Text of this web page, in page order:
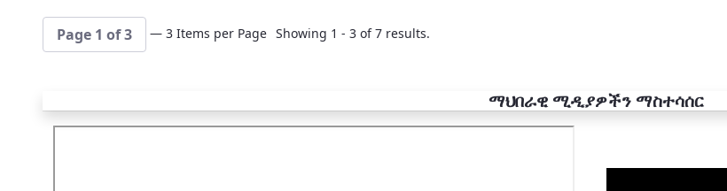
Page 1 of 3 — 3 Items per Page Showing 1 - 3 of 7 results.
ማህበራዊ ሚዲያዎችን ማስተሳሰር